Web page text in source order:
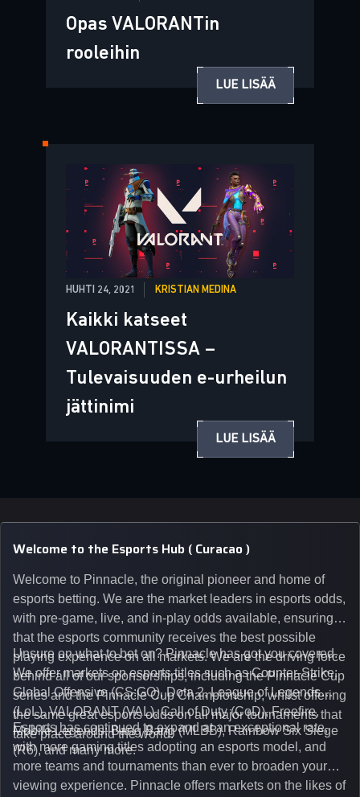
Opas VALORANTin
rooleihin
LUE LISÄÄ
HUHTI 24, 2021 KRISTIAN MEDINA
Kaikki katseet
VALORANTISSA –
Tulevaisuuden e-urheilun
jättinimi
LUE LISÄÄ
Welcome to the Esports Hub ( Curacao )
Welcome to Pinnacle, the original pioneer and home of
esports betting. We are the market leaders in esports odds,
with pre-game, live, and in-play odds available, ensuring
that the esports community receives the best possible
playing experience on all markets. We are the driving force
behind all of our sponsorships, including the Pinnacle Cup
series and the Pinnacle Cup Championship, whilst offering
the same great esports odds on all major tournaments that
take place around the world.
Unsure on what to bet on? Pinnacle has got you covered.
We offer markets on esports titles such as Counter-Strike:
Global Offensive (CS:GO), Dota 2, League of Legends
(LoL), VALORANT (VAL), Call of Duty (CoD), Freefire,
Mobile Legends: Bang Bang (MLBB), Rainbow Six Siege
(R6), and many more.
Esports has continued to expand at an exceptional rate,
with more gaming titles adopting an esports model, and
more teams and tournaments than ever to broaden your
viewing experience. Pinnacle offers markets on the likes of